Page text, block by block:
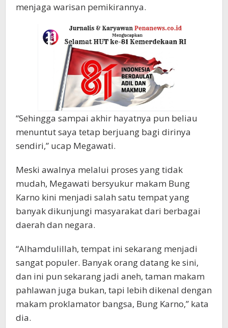
menjaga warisan pemikirannya.
“Sehingga sampai akhir hayatnya pun beliau
menuntut saya tetap berjuang bagi dirinya
sendiri,” ucap Megawati.
Meski awalnya melalui proses yang tidak
mudah, Megawati bersyukur makam Bung
Karno kini menjadi salah satu tempat yang
banyak dikunjungi masyarakat dari berbagai
daerah dan negara.
“Alhamdulillah, tempat ini sekarang menjadi
sangat populer. Banyak orang datang ke sini,
dan ini pun sekarang jadi aneh, taman makam
pahlawan juga bukan, tapi lebih dikenal dengan
makam proklamator bangsa, Bung Karno,” kata
dia.